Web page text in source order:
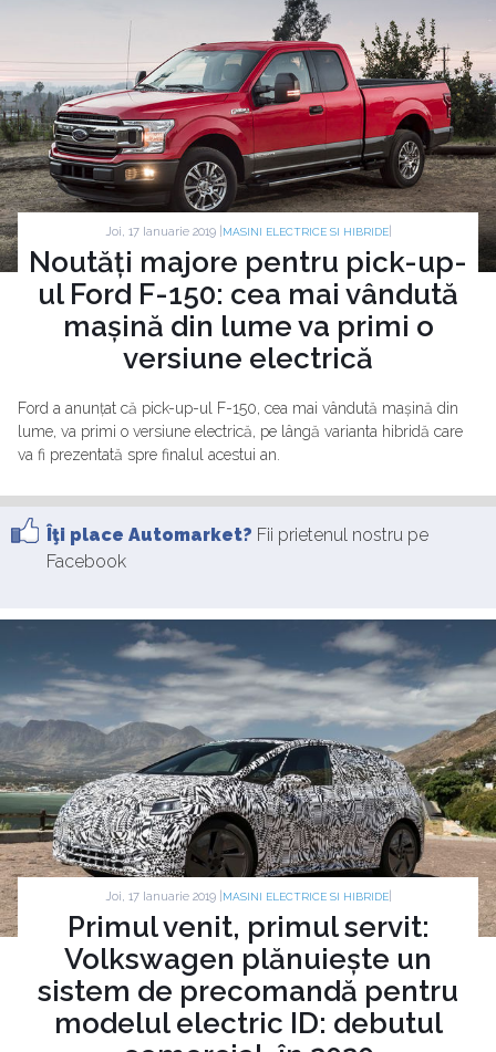
Joi, 17 Ianuarie 2019 | MASINI ELECTRICE SI HIBRIDE|
Noutăți majore pentru pick-up-
ul Ford F-150: cea mai vândută
mașină din lume va primi o
versiune electrică
Ford a anunțat că pick-up-ul F-150, cea mai vândută mașină din
lume, va primi o versiune electrică, pe lângă varianta hibridă care
va fi prezentată spre finalul acestui an.
Îţi place Automarket? Fii prietenul nostru pe
Facebook
Joi, 17 Ianuarie 2019 | MASINI ELECTRICE SI HIBRIDE|
Primul venit, primul servit:
Volkswagen plănuiește un
sistem de precomandă pentru
modelul electric ID: debutul